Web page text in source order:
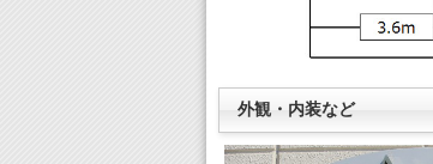
外観・内装など